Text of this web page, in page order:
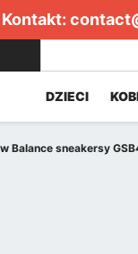
DZIECI
Balance sneakersy